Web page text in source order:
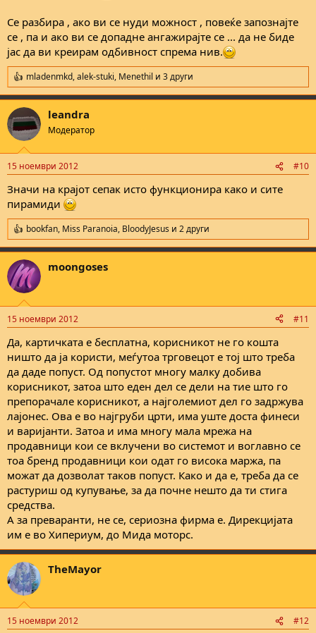
Се разбира , ако ви се нуди можност , повеќе запознајте
се , па и ако ви се допадне ангажирајте се ... да не биде
јас да ви креирам одбивност спрема нив.
R
e
a
c
t
i
s
mladenmkd,alek-stuki, Menethil и 3 други
leandra
Модератор
15 ноември 2012 #10
Значи на крајот сепак исто функционира како и сите
пирамиди
R
e
a
c
t
i
s
bookfan, Miss Paranoia, BloodyJesus и 2 други
moongoses
15 ноември 2012 #11
Да, картичката е бесплатна, корисникот не го кошта
ништо да ја користи, меѓутоа трговецот е тој што треба
да даде попуст. Од попустот многу малку добива
корисникот, затоа што еден дел се дели на тие што го
препорачале корисникот, а најголемиот дел го задржува
лајонес. Ова е во најгруби црти, има уште доста финеси
и варијанти. Затоа и има многу мала мрежа на
продавници кои се вклучени во системот и воглавно се
тоа бренд продавници кои одат го висока маржа, па
можат да дозволат таков попуст. Како и да е, треба да се
растуриш од купување, за да почне нешто да ти стига
средства.
А за преваранти, не се, сериозна фирма е. Дирекцијата
им е во Хипериум, до Мида моторс.
TheMayor
15 ноември 2012 #12